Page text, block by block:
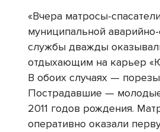
«Вчера матросы-
муниципальной
службы дважды
отдыхающим на карьер
В обоих случаях — порезы
Пострадавшие —
2011 годов рождения.
оперативно оказали